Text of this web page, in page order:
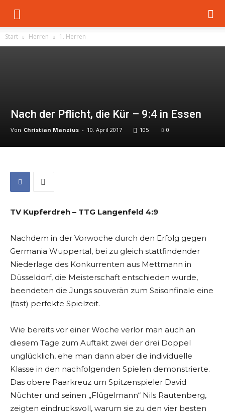
Start Herren 1. Herren
Nach der Pflicht, die Kür – 9:4 in Essen
Von Christian Manzius - 10. April 2017 105 0
TV Kupferdreh – TTG Langenfeld 4:9
Nachdem in der Vorwoche durch den Erfolg gegen
Germania Wuppertal, bei zu gleich stattfindender
Niederlage des Konkurrenten aus Mettmann in
Düsseldorf, die Meisterschaft entschieden wurde,
beendeten die Jungs souverän zum Saisonfinale eine
(fast) perfekte Spielzeit.
Wie bereits vor einer Woche verlor man auch an
diesem Tage zum Auftakt zwei der drei Doppel
unglücklich, ehe man dann aber die individuelle
Klasse in den nachfolgenden Spielen demonstrierte.
Das obere Paarkreuz um Spitzenspieler David
Nüchter und seinen „Flügelmann“ Nils Rautenberg,
zeigten eindrucksvoll, warum sie zu den vier besten